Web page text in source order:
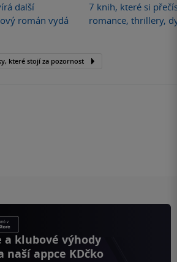
další
román vydá
7 knih, které si
romance, thrillery,
které stojí za pozornost
a klubové výhody
naší appce KDčko